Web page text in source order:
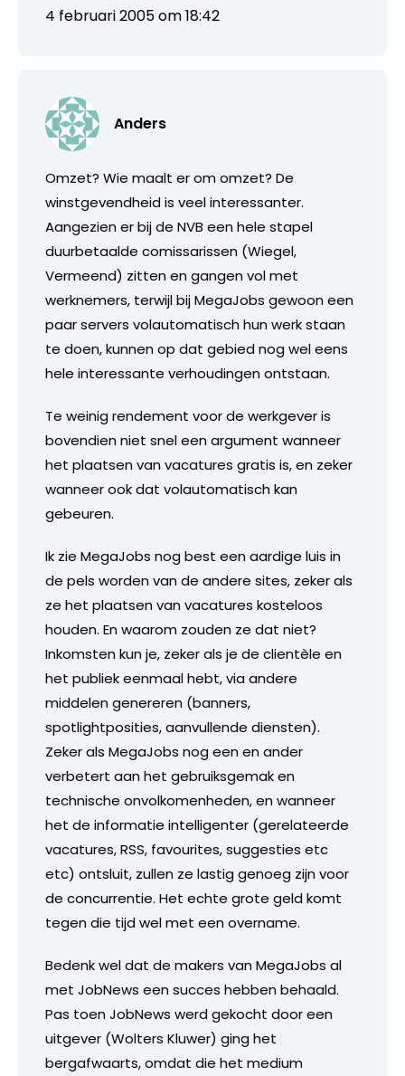
4 februari 2005 om 18:42
Anders
Omzet? Wie maalt er om omzet? De
winstgevendheid is veel interessanter.
Aangezien er bij de NVB een hele stapel
duurbetaalde comissarissen (Wiegel,
Vermeend) zitten en gangen vol met
werknemers, terwijl bij MegaJobs gewoon een
paar servers volautomatisch hun werk staan
te doen, kunnen op dat gebied nog wel eens
hele interessante verhoudingen ontstaan.
Te weinig rendement voor de werkgever is
bovendien niet snel een argument wanneer
het plaatsen van vacatures gratis is, en zeker
wanneer ook dat volautomatisch kan
gebeuren.
Ik zie MegaJobs nog best een aardige luis in
de pels worden van de andere sites, zeker als
ze het plaatsen van vacatures kosteloos
houden. En waarom zouden ze dat niet?
Inkomsten kun je, zeker als je de clientèle en
het publiek eenmaal hebt, via andere
middelen genereren (banners,
spotlightposities, aanvullende diensten).
Zeker als MegaJobs nog een en ander
verbetert aan het gebruiksgemak en
technische onvolkomenheden, en wanneer
het de informatie intelligenter (gerelateerde
vacatures, RSS, favourites, suggesties etc
etc) ontsluit, zullen ze lastig genoeg zijn voor
de concurrentie. Het echte grote geld komt
tegen die tijd wel met een overname.
Bedenk wel dat de makers van MegaJobs al
met JobNews een succes hebben behaald.
Pas toen JobNews werd gekocht door een
uitgever (Wolters Kluwer) ging het
bergafwaarts, omdat die het medium